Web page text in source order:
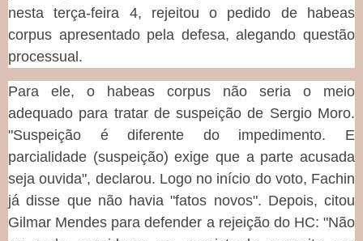
nesta terça-feira 4, rejeitou o pedido de habeas
corpus apresentado pela defesa, alegando questão
processual.
Para ele, o habeas corpus não seria o meio
adequado para tratar de suspeição de Sergio Moro.
"Suspeição é diferente do impedimento. E
parcialidade (suspeição) exige que a parte acusada
seja ouvida", declarou. Logo no início do voto, Fachin
já disse que não havia "fatos novos". Depois, citou
Gilmar Mendes para defender a rejeição do HC: "Não